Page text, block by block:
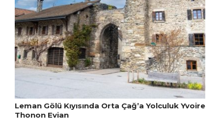
Leman Gölü Kıyısında Orta Çağ’a Yolculuk Yvoire
Thonon Evian